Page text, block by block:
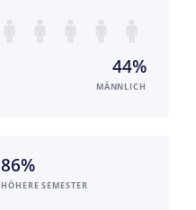
44%
MÄNNLICH
86%
HÖHERE SEMESTER